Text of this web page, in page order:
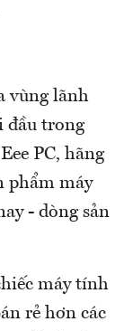
vùng lãnh
đầu trong
PC, hãng
phẩm máy
- dòng sản
máy tính
rẻ hơn các